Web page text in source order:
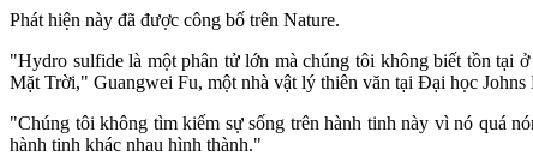
Phát hiện này đã được công bố trên Nature.
"Hydro sulfide là một phân tử lớn mà chúng tôi không biết tồn tại
Mặt Trời," Guangwei Fu, một nhà vật lý thiên văn tại Đại học
"Chúng tôi không tìm kiếm sự sống trên hành tinh này vì nó quá
hành tinh khác nhau hình thành."